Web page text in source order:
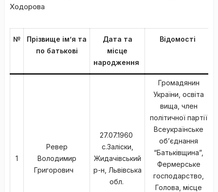
Ходорова
№
Прізвище ім’я та
по батькові
Дата та
місце
народження
Відомості
1
Ревер
Володимир
Григорович
27.07.1960
с.Заліски,
Жидачівський
р-н, Львівська
обл.
Громадянин
України, освіта
вища, член
політичної партії
Всеукраїнське
об’єднання
“Батьківщина”,
Фермерське
господарство,
Голова, місце